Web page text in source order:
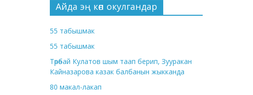
Айда эң көп окулгандар
55 табышмак
55 табышмак
Төрөбай Кулатов шым таап берип, Зууракан
Кайназарова казак балбанын жыкканда
80 макал-лакап